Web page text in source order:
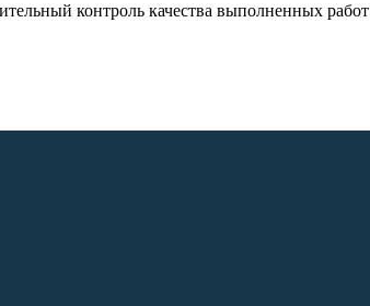
контроль качества выполненных работ